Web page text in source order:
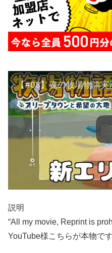
説明
“All my movie, Reprint is
YouTube様こちらが本物です